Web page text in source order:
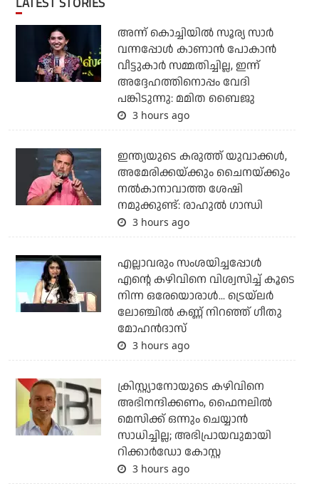
അന്ന് കൊച്ചിയില്‍ സൂര്യ സാര്‍
വന്നപ്പോള്‍ കാണാന്‍ പോകാന്‍
വീട്ടുകാര്‍ സമ്മതിച്ചില്ല, ഇന്ന്
അദ്ദേഹത്തിനൊപ്പം വേദി
പങ്കിടുന്നു: മമിത ബൈജു
3 hours ago
ഇന്ത്യയുടെ കരുത്ത് യുവാക്കള്‍,
അമേരിക്കയ്ക്കും ചൈനയ്ക്കും
നല്‍കാനാവാത്ത ശേഷി
നമുക്കുണ്ട്: രാഹുല്‍ ഗാന്ധി
3 hours ago
എല്ലാവരും സംശയിച്ചപ്പോള്‍
എന്റെ കഴിവിനെ വിശ്വസിച്ച് കൂടെ
നിന്ന ഒരേയൊരാള്‍... ട്രെയ്‌ലര്‍
ലോഞ്ചില്‍ കണ്ണ് നിറഞ്ഞ് ഗീതു
മോഹന്‍ദാസ്
3 hours ago
ക്രിസ്റ്റ്യാനോയുടെ കഴിവിനെ
അഭിനന്ദിക്കണം, ഫൈനലില്‍
മെസിക്ക് ഒന്നും ചെയ്യാന്‍
സാധിച്ചില്ല; അഭിപ്രായവുമായി
റിക്കാര്‍ഡോ കോസ്റ്റ
3 hours ago